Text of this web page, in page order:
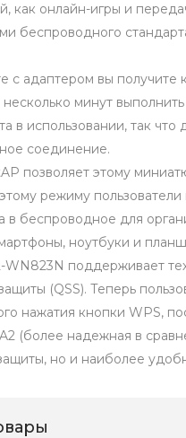
как онлайн-игры и
беспроводного
с адаптером вы получите
минут
в использовании, так
соединение.
позволяет этому
режиму
в беспроводное для
ноутбуки и
WN823N поддерживает
(QSS). Теперь
нажатия кнопки WPS,
(более надежная в
но и наиболее